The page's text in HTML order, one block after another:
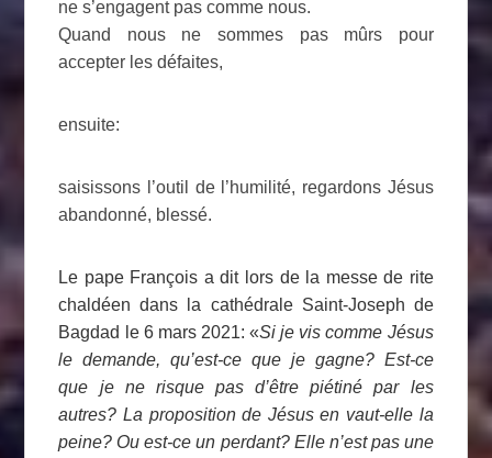
ne s’engagent pas comme nous.
Quand nous ne sommes pas mûrs pour
accepter les défaites,
ensuite:
saisissons l’outil de l’humilité, regardons Jésus
abandonné, blessé.
Le pape François a dit lors de la messe de rite
chaldéen dans la cathédrale Saint-Joseph de
Bagdad le 6 mars 2021: «Si je vis comme Jésus
le demande, qu’est-ce que je gagne? Est-ce
que je ne risque pas d’être piétiné par les
autres? La proposition de Jésus en vaut-elle la
peine? Ou est-ce un perdant? Elle n’est pas une